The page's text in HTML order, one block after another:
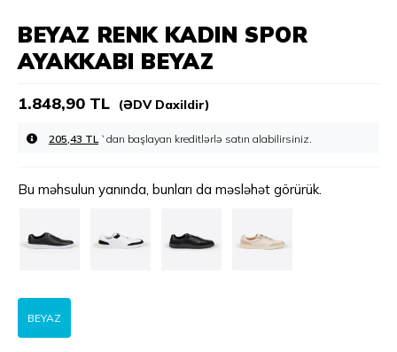
BEYAZ RENK KADIN SPOR
AYAKKABI BEYAZ
1.848,90 TL (ƏDV Daxildir)
205,43 TL `dan başlayan kreditlərlə
Bu məhsulun yanında, bunları da məsləhət görürük.
BEYAZ